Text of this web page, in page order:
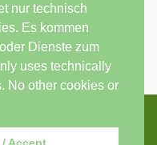
nur technisch
Es kommen
Dienste zum
uses technically
No other cookies or